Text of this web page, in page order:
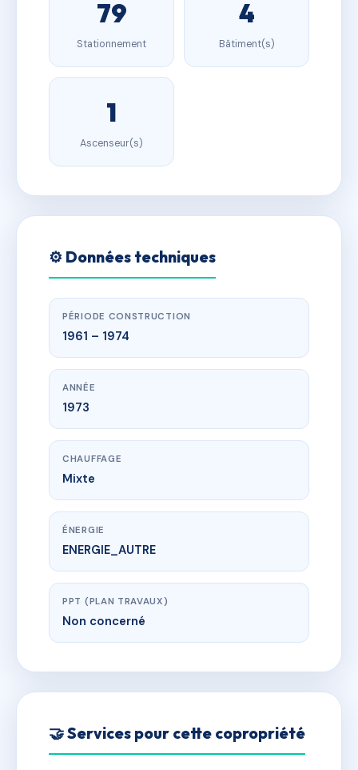
79
Stationnement
4
Bâtiment(s)
1
Ascenseur(s)
⚙️ Données techniques
PÉRIODE CONSTRUCTION
1961 – 1974
ANNÉE
1973
CHAUFFAGE
Mixte
ÉNERGIE
ENERGIE_AUTRE
PPT (PLAN TRAVAUX)
Non concerné
🤝 Services pour cette copropriété